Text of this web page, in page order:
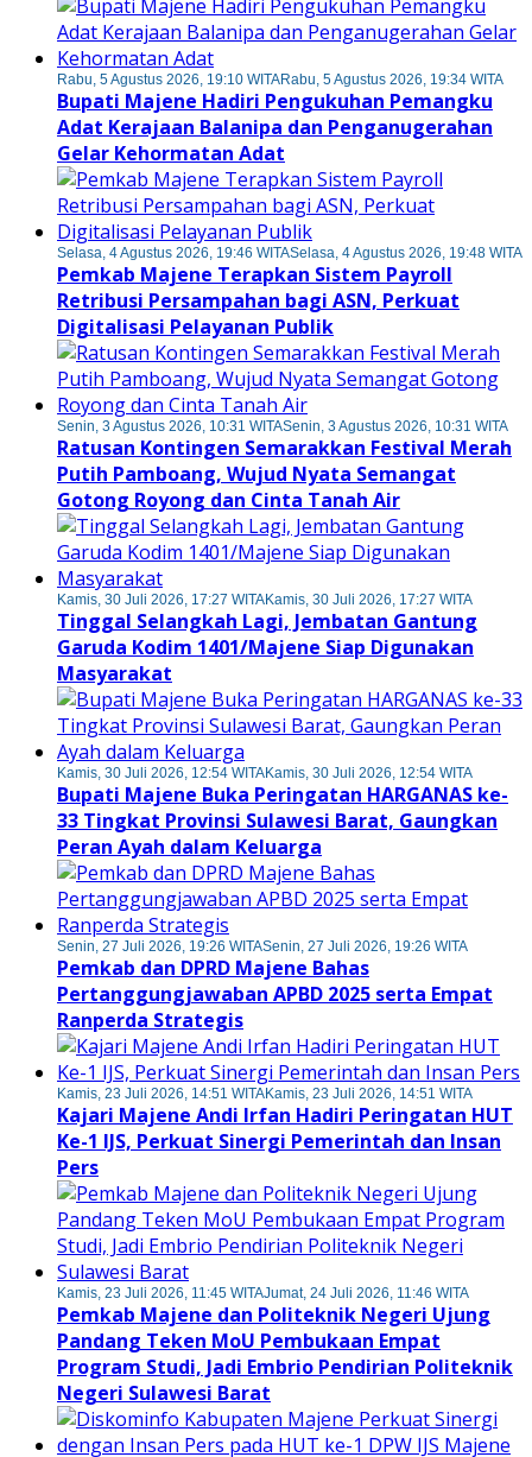
Rabu, 5 Agustus 2026, 19:10 WITARabu, 5 Agustus 2026, 19:34 WITA
Bupati Majene Hadiri Pengukuhan Pemangku
Adat Kerajaan Balanipa dan Penganugerahan
Gelar Kehormatan Adat
Selasa, 4 Agustus 2026, 19:46 WITASelasa, 4 Agustus 2026, 19:48 WITA
Pemkab Majene Terapkan Sistem Payroll
Retribusi Persampahan bagi ASN, Perkuat
Digitalisasi Pelayanan Publik
Senin, 3 Agustus 2026, 10:31 WITASenin, 3 Agustus 2026, 10:31 WITA
Ratusan Kontingen Semarakkan Festival Merah
Putih Pamboang, Wujud Nyata Semangat
Gotong Royong dan Cinta Tanah Air
Kamis, 30 Juli 2026, 17:27 WITAKamis, 30 Juli 2026, 17:27 WITA
Tinggal Selangkah Lagi, Jembatan Gantung
Garuda Kodim 1401/Majene Siap Digunakan
Masyarakat
Kamis, 30 Juli 2026, 12:54 WITAKamis, 30 Juli 2026, 12:54 WITA
Bupati Majene Buka Peringatan HARGANAS ke-
33 Tingkat Provinsi Sulawesi Barat, Gaungkan
Peran Ayah dalam Keluarga
Senin, 27 Juli 2026, 19:26 WITASenin, 27 Juli 2026, 19:26 WITA
Pemkab dan DPRD Majene Bahas
Pertanggungjawaban APBD 2025 serta Empat
Ranperda Strategis
Kamis, 23 Juli 2026, 14:51 WITAKamis, 23 Juli 2026, 14:51 WITA
Kajari Majene Andi Irfan Hadiri Peringatan HUT
Ke-1 IJS, Perkuat Sinergi Pemerintah dan Insan
Pers
Kamis, 23 Juli 2026, 11:45 WITAJumat, 24 Juli 2026, 11:46 WITA
Pemkab Majene dan Politeknik Negeri Ujung
Pandang Teken MoU Pembukaan Empat
Program Studi, Jadi Embrio Pendirian Politeknik
Negeri Sulawesi Barat